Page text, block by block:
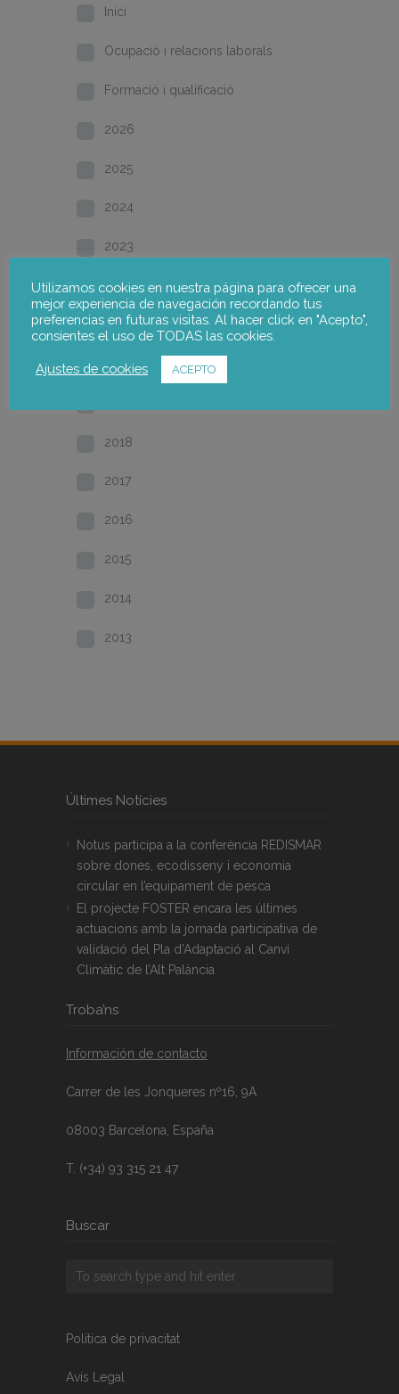
Inici
Ocupació i relacions laborals
Formació i qualificació
2026
2025
2024
2023
2022
2021
2020
2018
2017
2016
2015
2014
2013
Últimes Notícies
Notus participa a la conferència REDISMAR
sobre dones, ecodisseny i economia
circular en l’equipament de pesca
El projecte FOSTER encara les últimes
actuacions amb la jornada participativa de
validació del Pla d’Adaptació al Canvi
Climàtic de l’Alt Palància
Troba’ns
Información de contacto
Carrer de les Jonqueres nº16, 9A
08003 Barcelona, España
T. (+34) 93 315 21 47
Buscar
Política de privacitat
Avís Legal
Utilizamos cookies en nuestra página para ofrecer una
mejor experiencia de navegación recordando tus
preferencias en futuras visitas. Al hacer click en "Acepto",
consientes el uso de TODAS las cookies.
Ajustes de cookies ACEPTO